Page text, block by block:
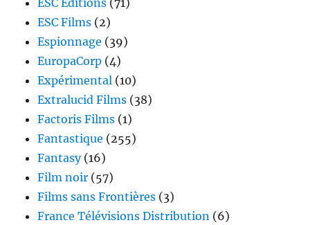
ESC Films (2)
Espionnage (39)
EuropaCorp (4)
Expérimental (10)
Extralucid Films (38)
Factoris Films (1)
Fantastique (255)
Fantasy(16)
Film noir (57)
Films sans Frontières (3)
France Télévisions Distribution (6)